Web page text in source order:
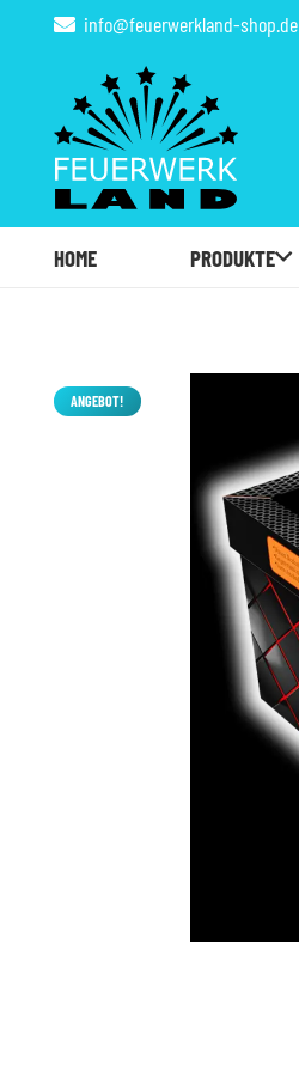
info@feuerwerkland-shop.de
HOME PRODUKTE
ANGEBOT!